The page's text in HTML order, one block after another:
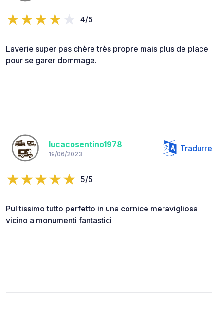
4/5
Laverie super pas chère très propre mais plus de place
pour se garer dommage.
lucacosentino1978
19/06/2023
Tradurre
5/5
Pulitissimo tutto perfetto in una cornice meravigliosa
vicino a monumenti fantastici